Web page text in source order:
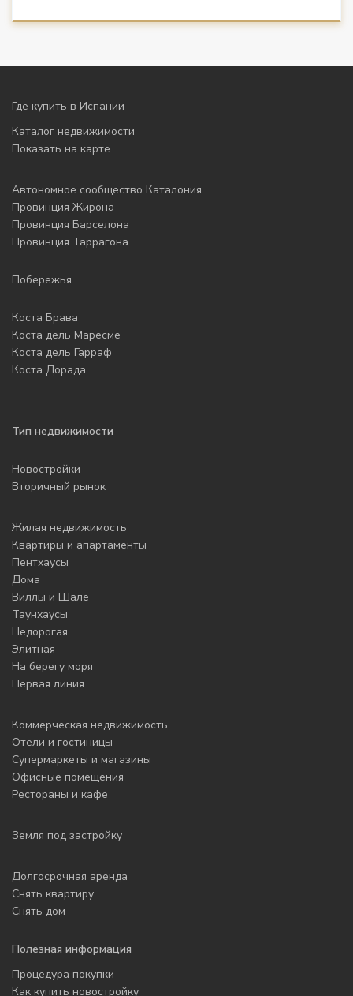
Где купить в Испании
Каталог недвижимости
Показать на карте
Автономное сообщество Каталония
Провинция Жирона
Провинция Барселона
Провинция Таррагона
Побережья
Коста Брава
Коста дель Маресме
Коста дель Гарраф
Коста Дорада
Тип недвижимости
Новостройки
Вторичный рынок
Жилая недвижимость
Квартиры и апартаменты
Пентхаусы
Дома
Виллы и Шале
Таунхаусы
Недорогая
Элитная
На берегу моря
Первая линия
Коммерческая недвижимость
Отели и гостиницы
Супермаркеты и магазины
Офисные помещения
Рестораны и кафе
Земля под застройку
Долгосрочная аренда
Снять квартиру
Снять дом
Полезная информация
Процедура покупки
Как купить новостройку